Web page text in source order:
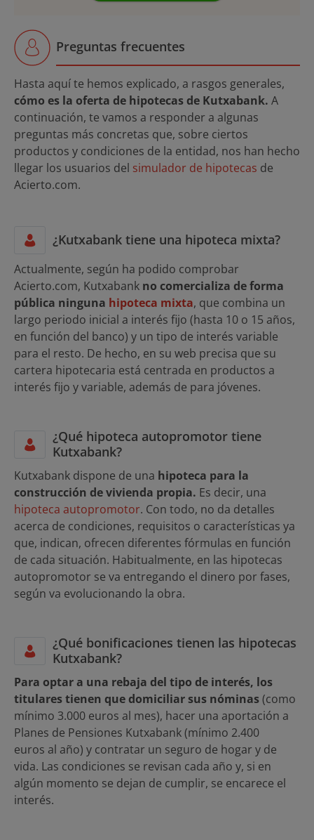
Preguntas frecuentes
Hasta aquí te hemos explicado, a rasgos generales,
cómo es la oferta de hipotecas de Kutxabank. A
continuación, te vamos a responder a algunas
preguntas más concretas que, sobre ciertos
productos y condiciones de la entidad, nos han hecho
llegar los usuarios del simulador de hipotecas de
Acierto.com.
¿Kutxabank tiene una hipoteca mixta?
Actualmente, según ha podido comprobar
Acierto.com, Kutxabank no comercializa de forma
pública ninguna hipoteca mixta, que combina un
largo periodo inicial a interés fijo (hasta 10 o 15 años,
en función del banco) y un tipo de interés variable
para el resto. De hecho, en su web precisa que su
cartera hipotecaria está centrada en productos a
interés fijo y variable, además de para jóvenes.
¿Qué hipoteca autopromotor tiene
Kutxabank?
Kutxabank dispone de una hipoteca para la
construcción de vivienda propia. Es decir, una
hipoteca autopromotor. Con todo, no da detalles
acerca de condiciones, requisitos o características ya
que, indican, ofrecen diferentes fórmulas en función
de cada situación. Habitualmente, en las hipotecas
autopromotor se va entregando el dinero por fases,
según va evolucionando la obra.
¿Qué bonificaciones tienen las hipotecas
Kutxabank?
Para optar a una rebaja del tipo de interés, los
titulares tienen que domiciliar sus nóminas(como
mínimo 3.000 euros al mes), hacer una aportación a
Planes de Pensiones Kutxabank (mínimo 2.400
euros al año) y contratar un seguro de hogar y de
vida. Las condiciones se revisan cada año y, si en
algún momento se dejan de cumplir, se encarece el
interés.